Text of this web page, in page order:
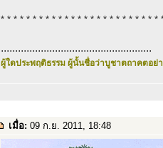
* * * * * * * * * * * * * * * * * * * * * * * * *
.....................................................
ผู้ใดประพฤติธรรม ผู้นั้นชื่อว่าบูชาตถาคตอย่า
เมื่อ: 09 ก.ย. 2011, 18:48